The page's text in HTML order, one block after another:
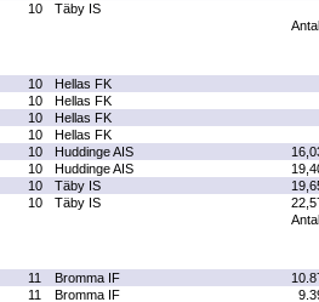
10
Täby IS
10
Hellas FK
10
Hellas FK
10
Hellas FK
10
Hellas FK
10 Huddinge AIS
10 Huddinge AIS
10 Täby IS
10 Täby IS
11 Bromma IF
11 Bromma IF